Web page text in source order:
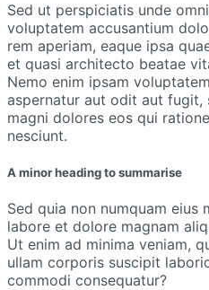
Sed ut perspiciatis unde
voluptatem accusantium
rem aperiam, eaque ipsa
et quasi architecto beatae
Nemo enim ipsam
aspernatur aut odit aut fugit,
magni dolores eos qui
nesciunt.
A minor heading to summarise
Sed quia non numquam
labore et dolore magnam
Ut enim ad minima veniam,
ullam corporis suscipit
commodi consequatur?